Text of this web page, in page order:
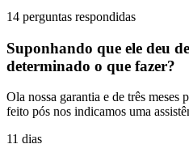
14 perguntas respondidas
Suponhando que ele deu
determinado o que fazer?
Ola nossa garantia e de três meses
feito pós nos indicamos uma
11 dias